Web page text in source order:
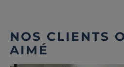
NOS CLIENTS
AIMÉ